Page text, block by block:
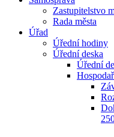
Zastupitelstvo
Rada města
Úřad
Úřední hodiny
Úřední deska
Úřední